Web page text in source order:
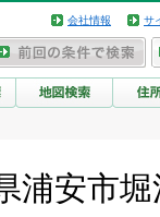
会社情報 サ
浦安市